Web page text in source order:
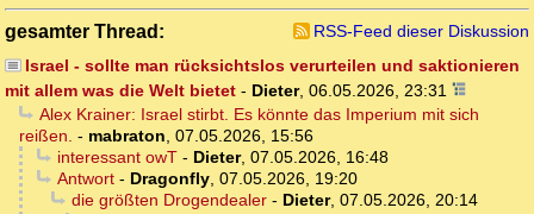
gesamter Thread:
RSS-Feed dieser Diskussion
Israel - sollte man rücksichtslos verurteilen und saktionieren
mit allem was die Welt bietet - Dieter, 06.05.2026, 23:31
Alex Krainer: Israel stirbt. Es könnte das Imperium mit sich
reißen. - mabraton, 07.05.2026, 15:56
interessant owT- Dieter, 07.05.2026, 16:48
Antwort- Dragonfly, 07.05.2026, 19:20
die größten Drogendealer- Dieter, 07.05.2026, 20:14